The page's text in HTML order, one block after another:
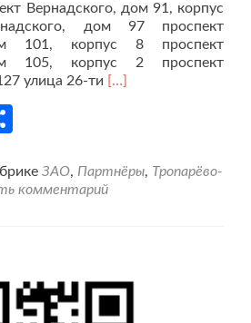
Вернадского, дом 91, корпус
дом 97 проспект
101, корпус 8 проспект
105, корпус 2 проспект
улица 26-ти Читать
район
Тропарёво-
[…]
ЗАО, Партнёры, Тропарёво-
комментарий